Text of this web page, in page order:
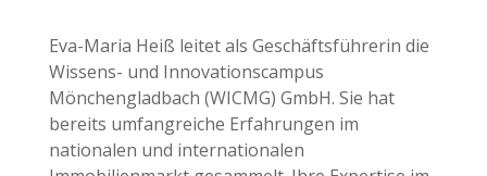
Eva-Maria Heiß leitet als Geschäftsführerin die
Wissens- und Innovationscampus
Mönchengladbach (WICMG) GmbH. Sie hat
bereits umfangreiche Erfahrungen im
nationalen und internationalen